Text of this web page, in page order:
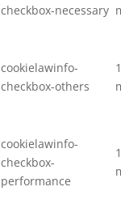
checkbox-necessary
cookielawinfo-
checkbox-others
cookielawinfo-
checkbox-
performance